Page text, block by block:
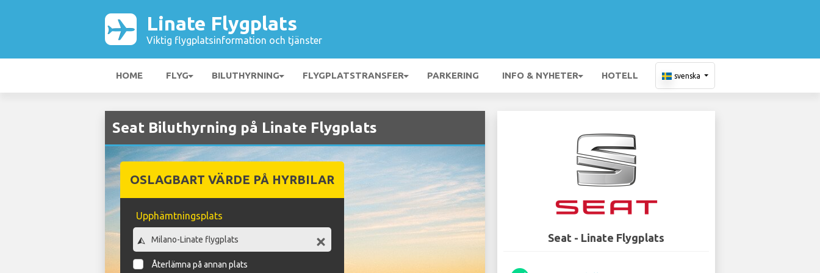
Linate Flygplats
Viktig flygplatsinformation och tjänster
HOME FLYG BILUTHYRNING FLYGPLATSTRANSFER PARKERING INFO & NYHETER HOTELL svenska
Seat Biluthyrning på Linate Flygplats
OSLAGBART VÄRDE PÅ HYRBILAR
Upphämtningsplats
Återlämna på annan plats
Seat - Linate Flygplats